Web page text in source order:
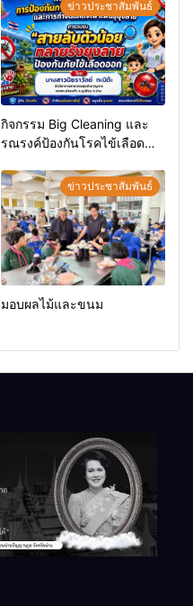
ข่าวประชาสัมพันธ์
กิจกรรม Big Cleaning และ
รณรงค์ป้องกันโรคไข้เลือด
ข่าวประชาสัมพันธ์
มอบผลไม้และขนม